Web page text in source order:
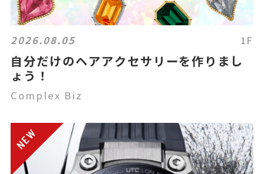
2026.08.05 1F
自分だけのヘアアクセサリーを作りまし
ょう！
Complex Biz